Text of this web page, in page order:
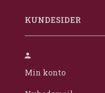
KUNDESIDER
Min konto